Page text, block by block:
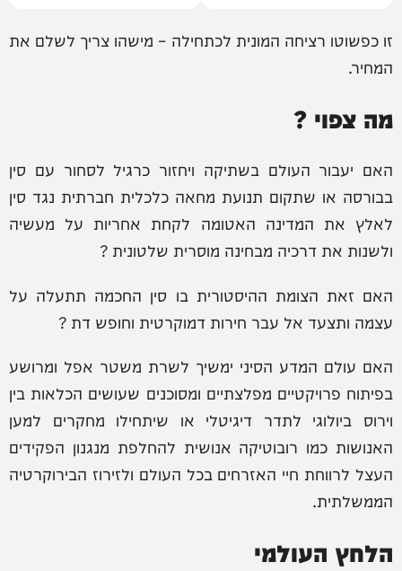
זו כפשוטו רציחה המונית לכתחילה – מישהו צריך לשלם את
המחיר.
מה צפוי ?
האם יעבור העולם בשתיקה ויחזור כרגיל לסחור עם סין
בבורסה או שתקום תנועת מחאה כלכלית חברתית נגד סין
לאלץ את המדינה האטומה לקחת אחריות על מעשיה
ולשנות את דרכיה מבחינה מוסרית שלטונית ?
האם זאת הצומת ההיסטורית בו סין החכמה תתעלה על
עצמה ותצעד אל עבר חירות דמוקרטית וחופש דת ?
האם עולם המדע הסיני ימשיך לשרת משטר אפל ומרושע
בפיתוח פרויקטיים מפלצתיים ומסוכנים שעושים הכלאות בין
וירוס ביולוגי לתדר דיגיטלי או שיתחילו מחקרים למען
האנושות כמו רובוטיקה אנושית להחלפת מנגנון הפקידים
העצל לרווחת חיי האזרחים בכל העולם ולזירוז הבירוקרטיה
הממשלתית.
הלחץ העולמי